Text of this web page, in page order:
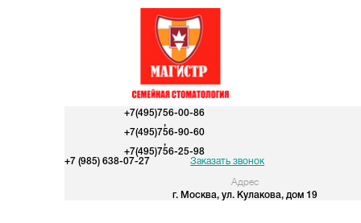
Адрес
г. Москва, ул. Кулакова, дом 19
+7(495)756-00-86
,
+7(495)756-90-60
,
+7(495)756-25-98
Заказать звонок
+7 (985) 638-07-27